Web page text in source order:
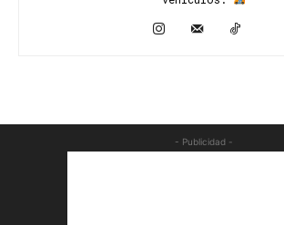
- Publicidad -